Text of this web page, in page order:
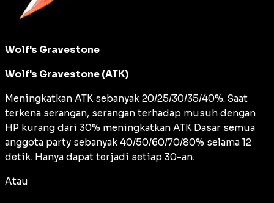
Wolf's Gravestone
Wolf's Gravestone (ATK)
Meningkatkan ATK sebanyak 20/25/30/35/40%. Saat
terkena serangan, serangan terhadap musuh dengan
HP kurang dari 30% meningkatkan ATK Dasar semua
anggota party sebanyak 40/50/60/70/80% selama 12
detik. Hanya dapat terjadi setiap 30-an.
Atau